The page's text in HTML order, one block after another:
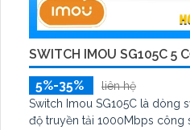
SWITCH IMOU SG105C 5
5%-35%
liên hệ
Switch Imou SG105C là dòng
độ truyền tải 1000Mbps công